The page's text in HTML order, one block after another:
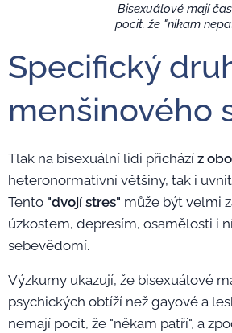
Bisexuálové mají
pocit, že "nikam
Specifický
menšinového
Tlak na bisexuální lidi přichází z
heteronormativní většiny, tak i
Tento "dvojí stres" může být velmi
úzkostem, depresím, osamělosti i
sebevědomí.
Výzkumy ukazují, že bisexuálové
psychických obtíží než gayové a
nemají pocit, že "někam patří", a